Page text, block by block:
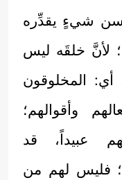
شيءٍ يقدِّره
لأنَّ خلقَه ليس
أي: المخلوقون
وأقوالهم؛
عبيداً، قد
فليس لهم من